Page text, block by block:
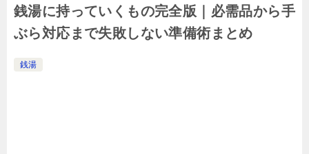
銭湯に持っていくもの完全版｜必需品から手
ぶら対応まで失敗しない準備術まとめ
銭湯